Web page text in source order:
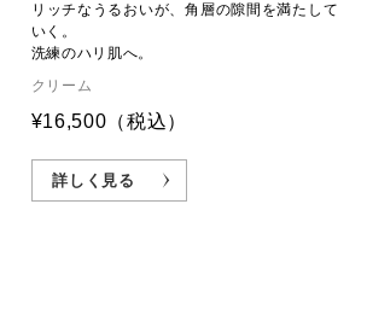
リッチなうるおいが、角層の隙間を満たして
いく。
洗練のハリ肌へ。
クリーム
¥16,500 （税込）
詳しく見る